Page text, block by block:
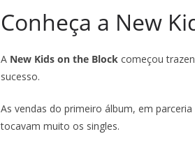
Conheça a New
A New Kids on the Block começou
sucesso.
As vendas do primeiro álbum, em
tocavam muito os singles.